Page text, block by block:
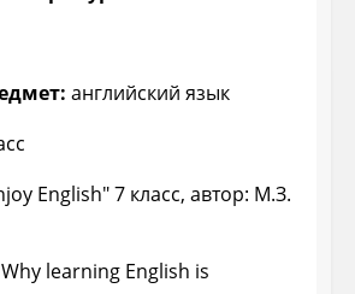
английский язык
English" 7 класс, автор: М.З.
Why learning English is